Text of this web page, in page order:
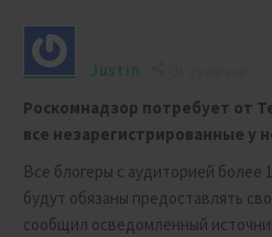
Justin
Роскомнадзор потребует от
все незарегистрированные у
Все блогеры с аудиторией более
будут обязаны предоставлять
сообщил осведомленный